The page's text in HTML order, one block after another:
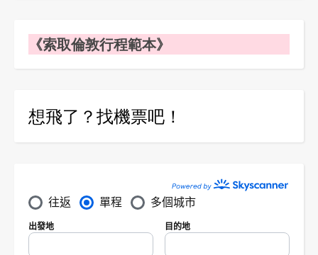
《索取倫敦行程範本》
想飛了？找機票吧！